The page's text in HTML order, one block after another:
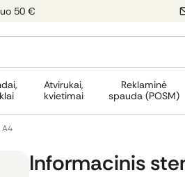
50 €
Atvirukai,
kvietimai
Reklaminė
spauda (POSM)
Informacinis